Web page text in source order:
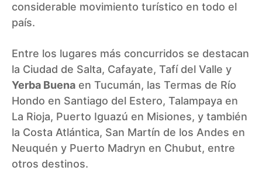
considerable movimiento turístico en todo el
país.
Entre los lugares más concurridos se destacan
la Ciudad de Salta, Cafayate, Tafí del Valle y
Yerba Buena en Tucumán, las Termas de Río
Hondo en Santiago del Estero, Talampaya en
La Rioja, Puerto Iguazú en Misiones, y también
la Costa Atlántica, San Martín de los Andes en
Neuquén y Puerto Madryn en Chubut, entre
otros destinos.